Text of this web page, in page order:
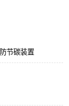
节碳装置